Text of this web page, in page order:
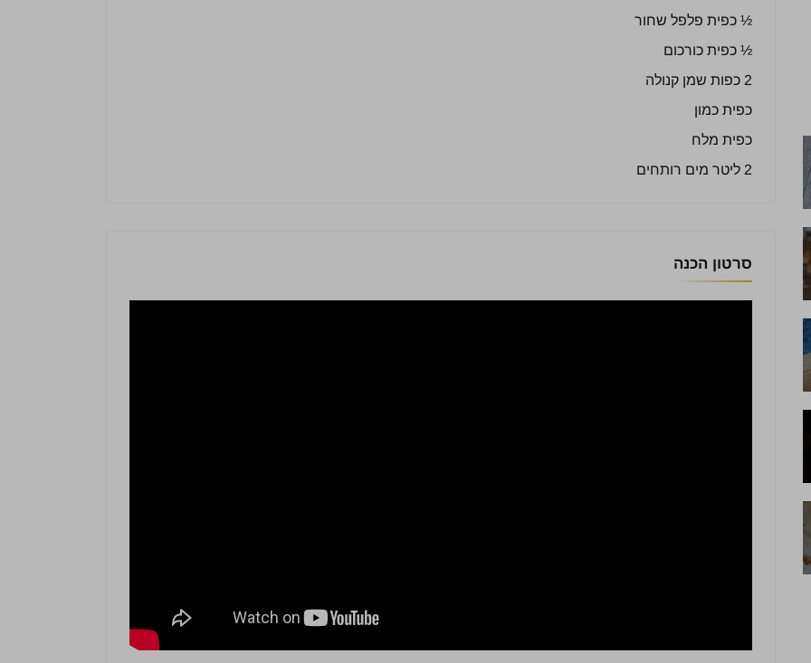
½ כפית פלפל שחור
½ כפית כורכום
2 כפות שמן קנולה
כפית כמון
כפית מלח
2 ליטר מים רותחים
סרטון הכנה